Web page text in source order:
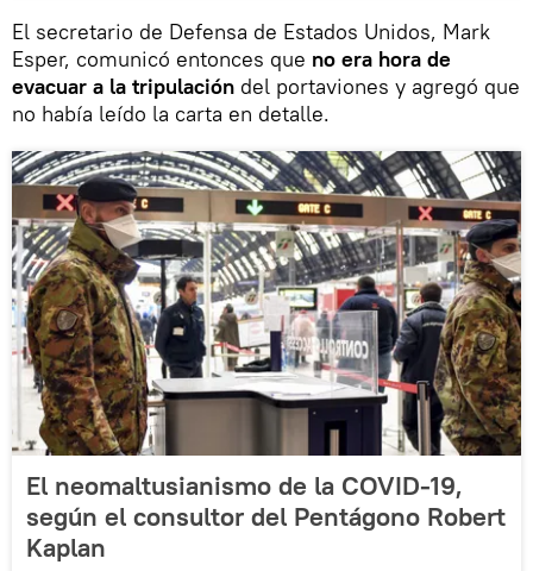
El secretario de Defensa de Estados Unidos, Mark
Esper, comunicó entonces que no era hora de
evacuar a la tripulación del portaviones y agregó que
no había leído la carta en detalle.
El neomaltusianismo de la COVID-19,
según el consultor del Pentágono Robert
Kaplan